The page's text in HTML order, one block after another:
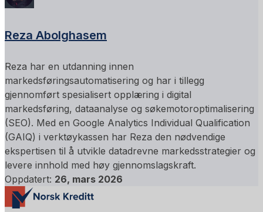
Reza Abolghasem
Reza har en utdanning innen
markedsføringsautomatisering og har i tillegg
gjennomført spesialisert opplæring i digital
markedsføring, dataanalyse og søkemotoroptimalisering
(SEO). Med en Google Analytics Individual Qualification
(GAIQ) i verktøykassen har Reza den nødvendige
ekspertisen til å utvikle datadrevne markedsstrategier og
levere innhold med høy gjennomslagskraft.
Oppdatert: 26, mars 2026